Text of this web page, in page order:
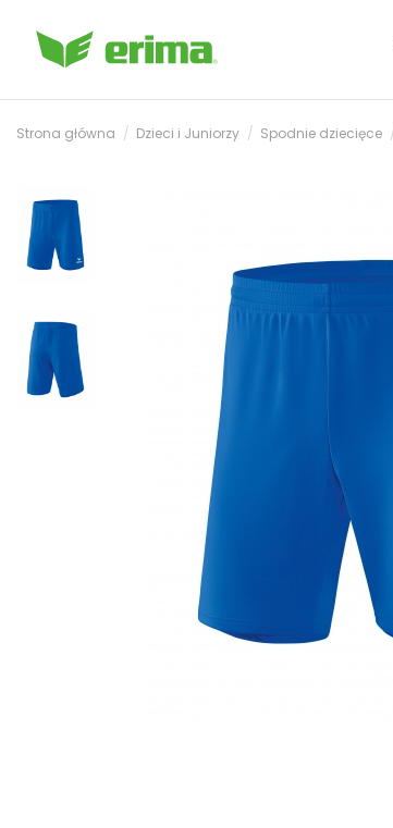
Strona główna Dzieci i Juniorzy Spodnie dziecięce